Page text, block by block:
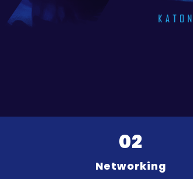
02
Networking